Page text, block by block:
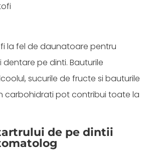
la fel de daunatoare pentru
pe dinti. Bauturile
sucurile de fructe si bauturile
carbohidrati pot contribui toate la
de pe dintii